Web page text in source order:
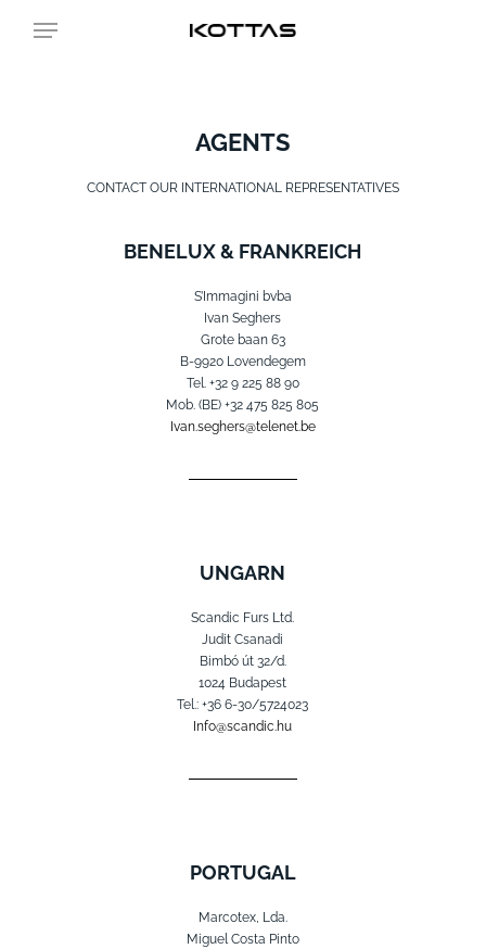
Menu
AGENTS
CONTACT OUR INTERNATIONAL REPRESENTATIVES
BENELUX & FRANKREICH
S’Immagini bvba
Ivan Seghers
Grote baan 63
B-9920 Lovendegem
Tel. +32 9 225 88 90
Mob. (BE) +32 475 825 805
Ivan.seghers@telenet.be
UNGARN
Scandic Furs Ltd.
Judit Csanadi
Bimbó út 32/d.
1024 Budapest
Tel.: +36 6-30/5724023
Info@scandic.hu
PORTUGAL
Marcotex, Lda.
Miguel Costa Pinto